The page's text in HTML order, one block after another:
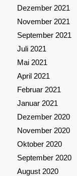
Dezember 2021
November 2021
September 2021
Juli 2021
Mai 2021
April 2021
Februar 2021
Januar 2021
Dezember 2020
November 2020
Oktober 2020
September 2020
August 2020